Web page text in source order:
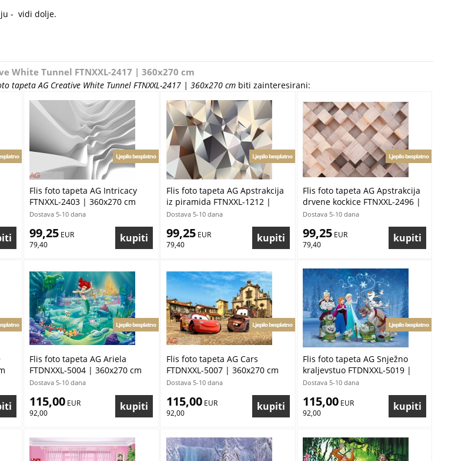
- vidi dolje.
White Tunnel FTNXXL-2417 | 360x270 cm
tapeta AG Creative White Tunnel FTNXXL-2417 | 360x270 cmbiti zainteresirani:
Flis foto tapeta AG Intricacy
FTNXXL-2403 | 360x270 cm
Ljepilo besplatno
Dostava 5-10 dana
99,25 EUR
79,40
Flis foto tapeta AG Apstrakcija
iz piramida FTNXXL-1212 |
360x270 cm
Ljepilo besplatno
Dostava 5-10 dana
99,25 EUR
79,40
Flis foto tapeta AG Apstrakcija
drvene kockice FTNXXL-2496 |
360x270 cm
Ljepilo besplatno
Dostava 5-10 dana
99,25 EUR
79,40
Flis foto tapeta AG Ariela
FTDNXXL-5004 | 360x270 cm
Ljepilo besplatno
Dostava 5-10 dana
115,00 EUR
92,00
Flis foto tapeta AG Cars
FTDNXXL-5007 | 360x270 cm
Ljepilo besplatno
Dostava 5-10 dana
115,00 EUR
92,00
Flis foto tapeta AG Snježno
kraljevstuo FTDNXXL-5019 |
360x270 cm
Ljepilo besplatno
Dostava 5-10 dana
115,00 EUR
92,00